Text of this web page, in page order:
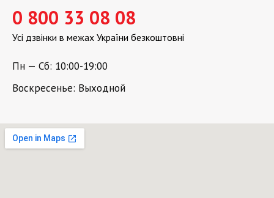
0 800 33 08 08
Усі дзвінки в межах України безкоштовні
Пн — Сб: 10:00-19:00
Воскресенье: Выходной